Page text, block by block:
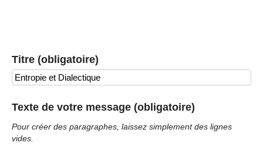
Titre (obligatoire)
Texte de votre message (obligatoire)
Pour créer des paragraphes, laissez simplement des lignes
vides.